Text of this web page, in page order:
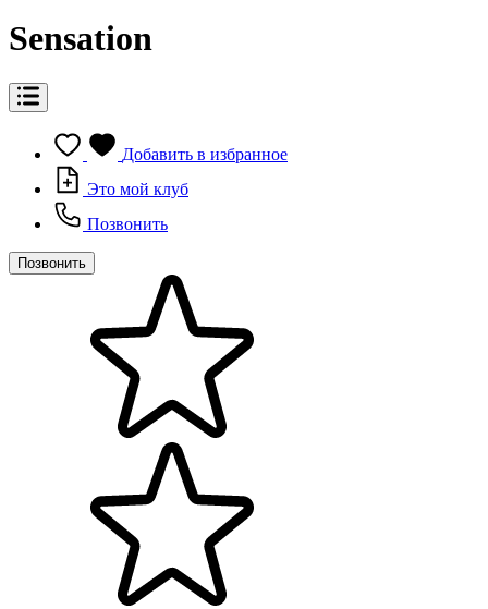
Sensation
Добавить в избранное
Это мой клуб
Позвонить
Позвонить